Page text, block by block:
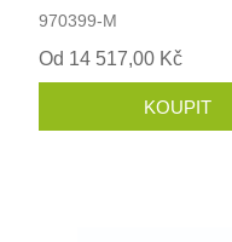
970399-M
Od 14 517,00 Kč